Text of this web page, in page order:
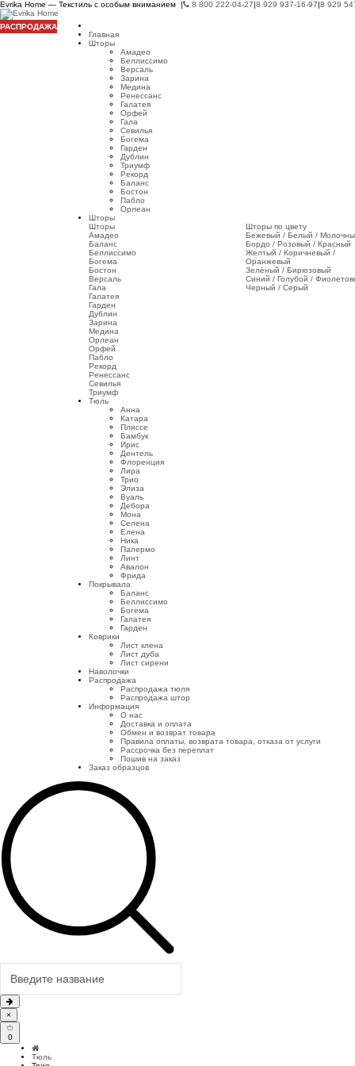
Evrika Home — Текстиль с особым вниманием | 8 800 222-04-27|8 929 937-16-97|8 929
Главная
Шторы
Амадео
Беллиссимо
Версаль
Зарина
Медина
Ренессанс
Галатея
Орфей
Гала
Севилья
Богема
Гарден
Дублин
Триумф
Рекорд
Баланс
Бостон
Пабло
Орлеан
Шторы
Шторы
Амадео
Баланс
Беллиссимо
Богема
Бостон
Версаль
Гала
Галатея
Гарден
Дублин
Зарина
Медина
Орлеан
Орфей
Пабло
Рекорд
Ренессанс
Севилья
Триумф
Шторы по цвету
Бежевый / Белый /
Бордо / Розовый / Красный
Желтый / Коричневый /
Оранжевый
Зелёный / Бирюзовый
Синий / Голубой /
Черный / Серый
Тюль
Анна
Катара
Плиссе
Бамбук
Ирис
Дентель
Флоренция
Лира
Трио
Элиза
Вуаль
Дебора
Мона
Селена
Елена
Ника
Палермо
Линт
Авалон
Фрида
Покрывала
Баланс
Беллиссимо
Богема
Галатея
Гарден
Коврики
Лист клена
Лист дуба
Лист сирени
Наволочки
Распродажа
Распродажа тюля
Распродажа штор
Информация
О нас
Доставка и оплата
Обмен и возврат товара
Правила оплаты, возврата товара, отказа от услуги
Рассрочка без переплат
Пошив на заказ
Заказ образцов
×
0
Тюль
РАСПРОДАЖА